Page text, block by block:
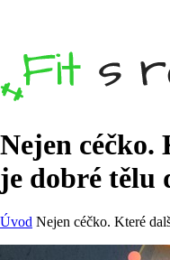
Nejen
je dobré tělu
Úvod Nejen céčko. Které